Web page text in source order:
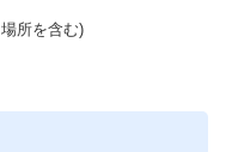
所を含む)